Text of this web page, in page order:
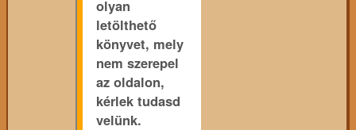
olyan
letölthető
könyvet, mely
nem szerepel
az oldalon,
kérlek tudasd
velünk.